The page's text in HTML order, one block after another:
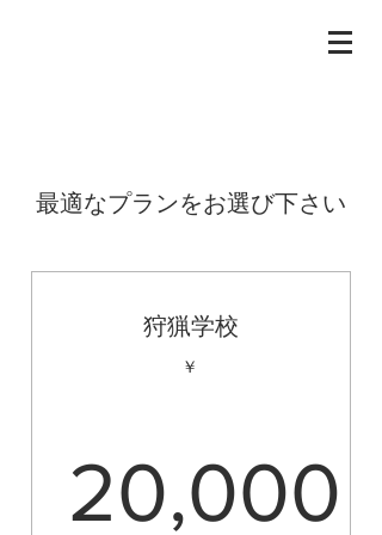
最適なプランをお選び下さい
狩猟学校
￥
20,000